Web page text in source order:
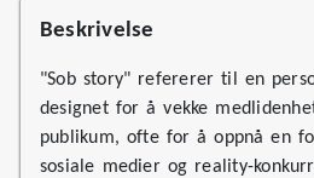
Beskrivelse
"Sob story" refererer til en
designet for å vekke
publikum, ofte for å oppnå en
sosiale medier og reality-